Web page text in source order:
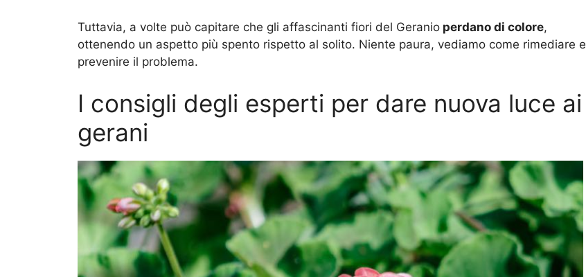
Tuttavia, a volte può capitare che gli affascinanti fiori del Geranio perdano di colore,
ottenendo un aspetto più spento rispetto al solito. Niente paura, vediamo come rimediare e
prevenire il problema.
I consigli degli esperti per dare nuova luce ai
gerani